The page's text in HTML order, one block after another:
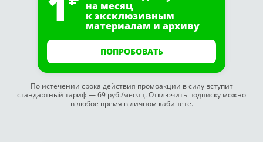
на месяц
к эксклюзивным
материалам и архиву
ПОПРОБОВАТЬ
По истечении срока действия промоакции в силу вступит
стандартный тариф — 69 руб./месяц. Отключить подписку можно
в любое время в личном кабинете.